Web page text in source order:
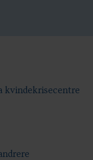
kvindekrisecentre